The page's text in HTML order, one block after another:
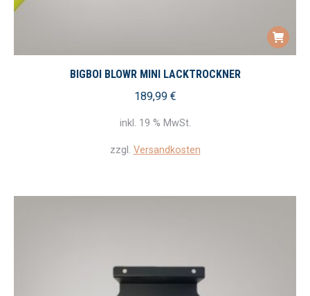
BIGBOI BLOWR MINI LACKTROCKNER
189,99 €
inkl. 19 % MwSt.
zzgl. Versandkosten